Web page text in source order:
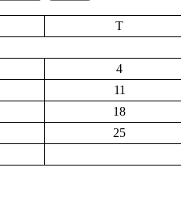
T
4
11
18
25